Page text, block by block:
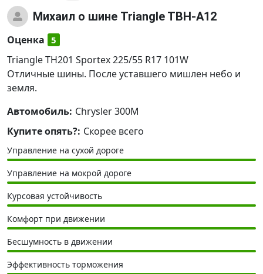
- переменный угол наклона стенок продольных
канавок уменьшает риск аквапланирования;
- ламели с изогнутыми краями обеспечивают более
интенсивный разгон и торможение на мокром
покрытии.
* Внимание: летние шины не российского
обозначением M+S
Михаил о шине Triangle TBH-A12
Оценка 5
Triangle TH201 Sportex 225/55 R17 101W
Отличные шины. После уставшего мишлен небо и
земля.
Автомобиль: Chrysler 300M
Купите опять?: Скорее всего
Управление на сухой дороге
Управление на мокрой дороге
Курсовая устойчивость
Комфорт при движении
Бесшумность в движении
Эффективность торможения